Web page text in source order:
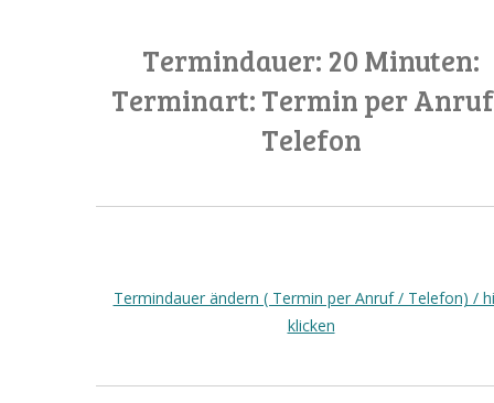
Termindauer: 20 Minuten:
Terminart: Termin per
Telefon
Termindauer ändern ( Termin per Anruf / Telefon) /
klicken